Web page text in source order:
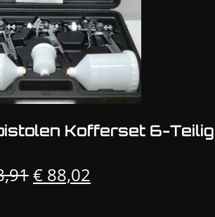
Kofferset 6-Teilig
Ursprünglicher
€ 88,02